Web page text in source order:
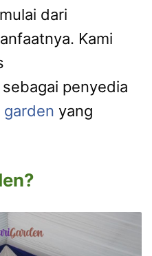
dari
Kami
sebagai penyedia
garden yang